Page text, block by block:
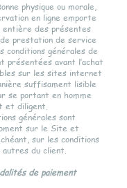
physique ou morale,
en ligne emporte
entière des présentes
prestation de service
conditions générales de
présentées avant l’achat
sur les sites internet
suffisament lisible
se portant en homme
et diligent.
générales sont
sur le Site et
sur les conditions
du client.
de paiement